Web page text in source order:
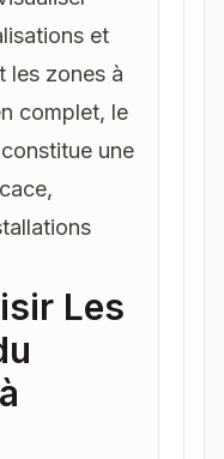
et
les zones à
complet, le
constitue une
Les